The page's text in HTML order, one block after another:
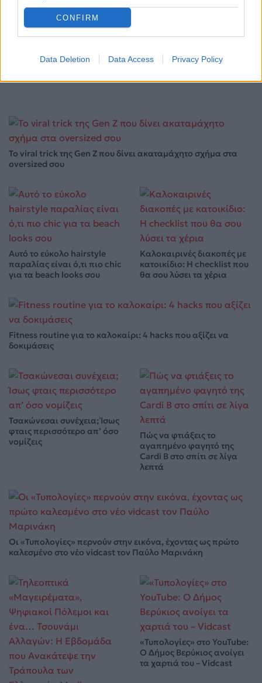
CONFIRM
Data Deletion Data Access Privacy Policy
Το νέο alter ego του Tyga έγινε album – Μπες στον
Το viral trick της Gen Z που δίνει ακαταμάχητο σχήμα στα
oversized σου
Αυτό το εύκολο hairstyle
παραλίας είναι ό,τι πιο chic
για τα beach looks σου
Καλοκαιρινές διακοπές με
κατοικίδιο: Η checklist που
θα σου λύσει τα χέρια
Fitness routine για το καλοκαίρι: 4 hacks που αξίζει να
δοκιμάσεις
Τσακώνεσαι συνέχεια; Ίσως
φταις περισσότερο απ’ όσο
νομίζεις
Πώς να φτιάξεις το
αγαπημένο φαγητό της
Cardi B στο σπίτι σε λίγα
λεπτά
Οι «Τυπολογίες» περνούν στην εικόνα, έχοντας ως πρώτο
καλεσμένο στο νέο vidcast τον Παύλο Μαρινάκη
«Τυπολογίες» στο YouTube:
Ο Δήμος Βερύκιος ανοίγει
τα χαρτιά του – Vidcast